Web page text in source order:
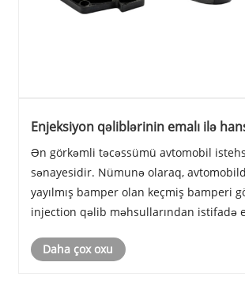
Enjeksiyon qəliblərinin emalı ilə
Ən görkəmli təcəssümü avtomobil
sənayesidir. Nümunə olaraq,
yayılmış bamper olan keçmiş bamperi
injection qəlib məhsullarından istifadə
olmadığını düşünə bilər.
Daha çox oxu